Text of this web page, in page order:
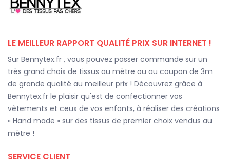
LE MEILLEUR RAPPORT QUALITÉ PRIX SUR INTERNET !
Sur Bennytex.fr , vous pouvez passer commande sur un
très grand choix de tissus au mètre ou au coupon de 3m
de grande qualité au meilleur prix ! Découvrez grâce à
Bennytex.fr le plaisir qu'est de confectionner vos
vêtements et ceux de vos enfants, à réaliser des créations
« Hand made » sur des tissus de premier choix vendus au
mètre !
SERVICE CLIENT